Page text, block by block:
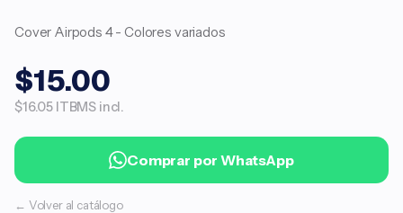
Cover Airpods 4 - Colores variados
$15.00
$16.05 ITBMS incl.
Comprar por WhatsApp
← Volver al catálogo